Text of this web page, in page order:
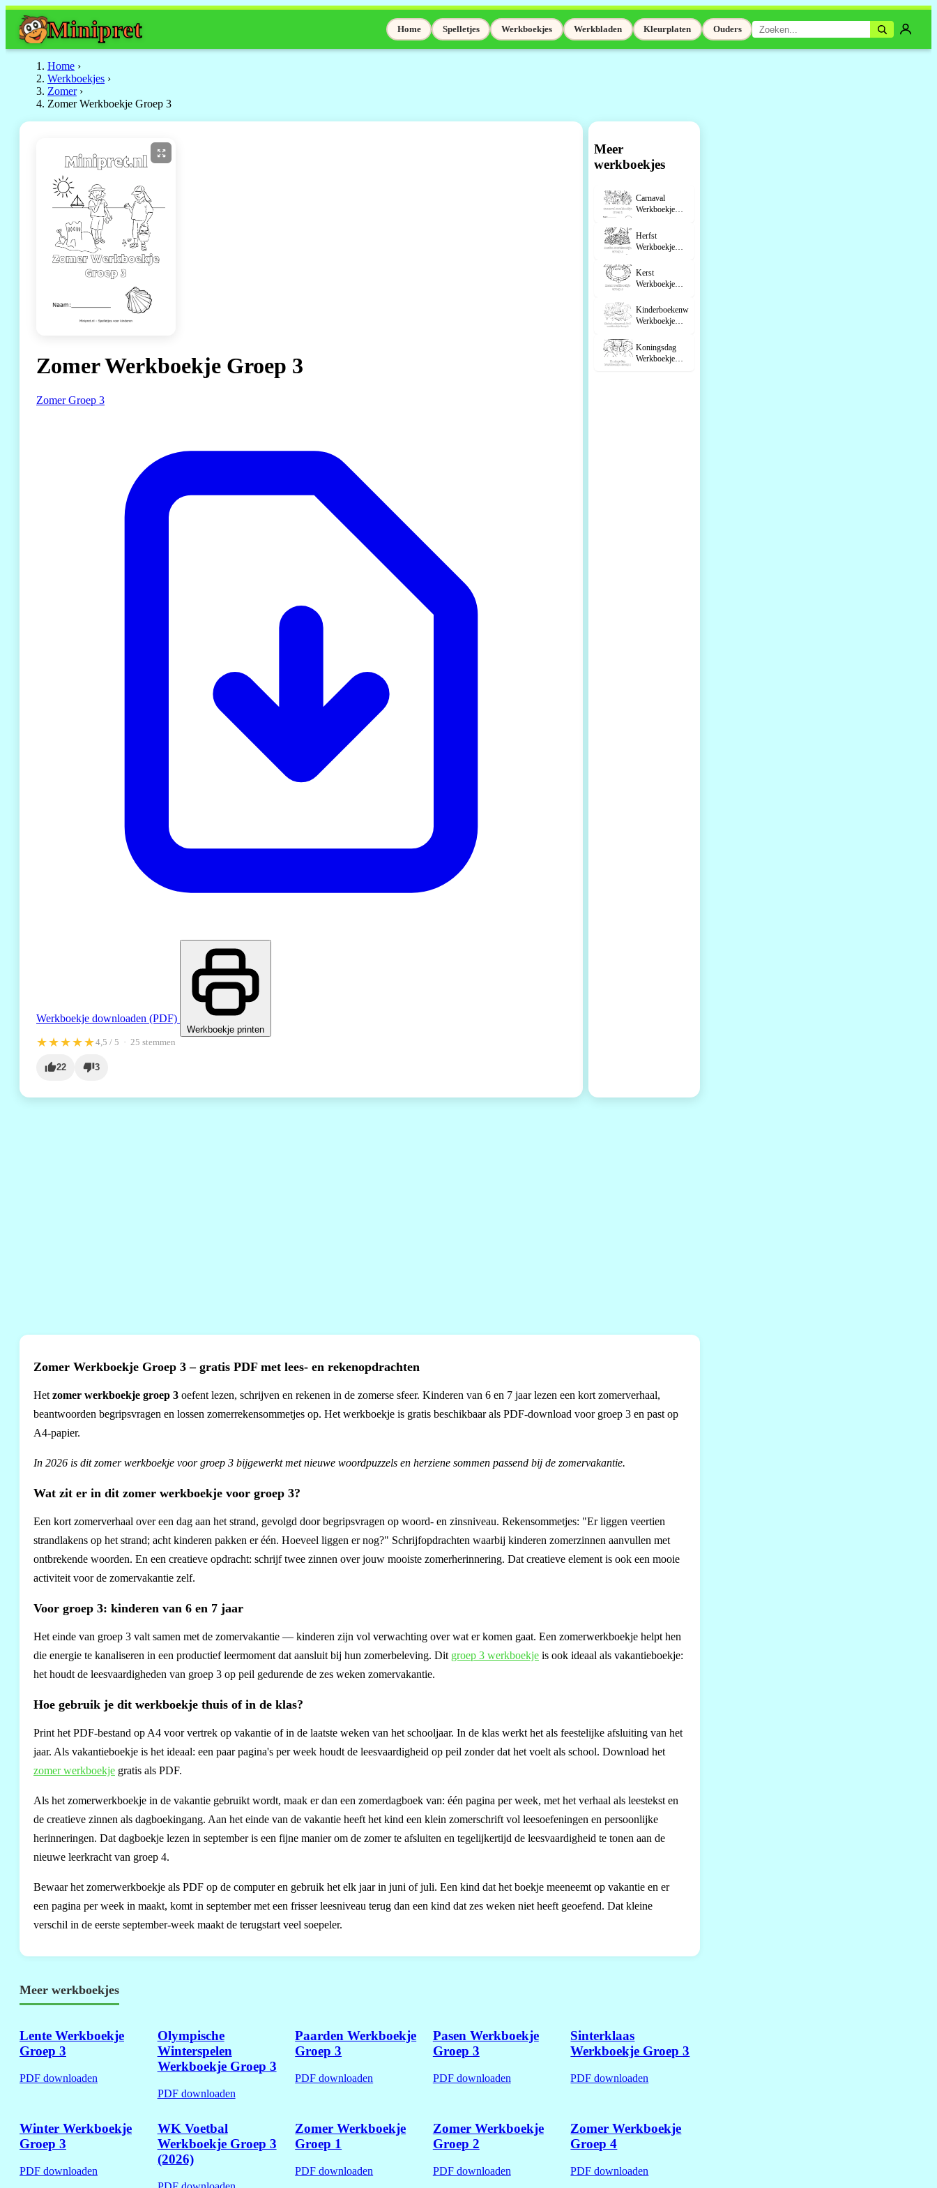
Minipret Home Spelletjes Werkboekjes Werkbladen Kleurplaten Ouders
Home ›
Werkboekjes ›
Zomer ›
Zomer Werkboekje Groep 3
Zomer Werkboekje Groep 3
ZomerGroep 3
Werkboekje downloaden (PDF)
Werkboekje printen
★★★★★4,5 / 5 · 25 stemmen
22 3
Meer
werkboekjes
Carnaval
Werkboekje
Herfst
Werkboekje
Kerst
Werkboekje
Kinderboekenweek
Werkboekje
Koningsdag
Werkboekje
Zomer Werkboekje Groep 3 – gratis PDF met lees- en rekenopdrachten
Het zomer werkboekje groep 3 oefent lezen, schrijven en rekenen in de zomerse sfeer. Kinderen van 6 en 7 jaar lezen een kort zomerverhaal,
beantwoorden begripsvragen en lossen zomerrekensommetjes op. Het werkboekje is gratis beschikbaar als PDF-download voor groep 3 en past op
A4-papier.
In 2026 is dit zomer werkboekje voor groep 3 bijgewerkt met nieuwe woordpuzzels en herziene sommen passend bij de zomervakantie.
Wat zit er in dit zomer werkboekje voor groep 3?
Een kort zomerverhaal over een dag aan het strand, gevolgd door begripsvragen op woord- en zinsniveau. Rekensommetjes: "Er liggen veertien
strandlakens op het strand; acht kinderen pakken er één. Hoeveel liggen er nog?" Schrijfopdrachten waarbij kinderen zomerzinnen aanvullen met
ontbrekende woorden. En een creatieve opdracht: schrijf twee zinnen over jouw mooiste zomerherinnering. Dat creatieve element is ook een mooie
activiteit voor de zomervakantie zelf.
Voor groep 3: kinderen van 6 en 7 jaar
Het einde van groep 3 valt samen met de zomervakantie — kinderen zijn vol verwachting over wat er komen gaat. Een zomerwerkboekje helpt hen
die energie te kanaliseren in een productief leermoment dat aansluit bij hun zomerbeleving. Dit groep 3 werkboekje is ook ideaal als vakantieboekje:
het houdt de leesvaardigheden van groep 3 op peil gedurende de zes weken zomervakantie.
Hoe gebruik je dit werkboekje thuis of in de klas?
Print het PDF-bestand op A4 voor vertrek op vakantie of in de laatste weken van het schooljaar. In de klas werkt het als feestelijke afsluiting van het
jaar. Als vakantieboekje is het ideaal: een paar pagina's per week houdt de leesvaardigheid op peil zonder dat het voelt als school. Download het
zomer werkboekje gratis als PDF.
Als het zomerwerkboekje in de vakantie gebruikt wordt, maak er dan een zomerdagboek van: één pagina per week, met het verhaal als leestekst en
de creatieve zinnen als dagboekingang. Aan het einde van de vakantie heeft het kind een klein zomerschrift vol leesoefeningen en persoonlijke
herinneringen. Dat dagboekje lezen in september is een fijne manier om de zomer te afsluiten en tegelijkertijd de leesvaardigheid te tonen aan de
nieuwe leerkracht van groep 4.
Bewaar het zomerwerkboekje als PDF op de computer en gebruik het elk jaar in juni of juli. Een kind dat het boekje meeneemt op vakantie en er
een pagina per week in maakt, komt in september met een frisser leesniveau terug dan een kind dat zes weken niet heeft geoefend. Dat kleine
verschil in de eerste september-week maakt de terugstart veel soepeler.
Meer werkboekjes
Lente Werkboekje
Groep 3
PDF downloaden
Olympische
Winterspelen
Werkboekje Groep 3
PDF downloaden
Paarden Werkboekje
Groep 3
PDF downloaden
Pasen Werkboekje
Groep 3
PDF downloaden
Sinterklaas
Werkboekje Groep 3
PDF downloaden
Winter Werkboekje
Groep 3
PDF downloaden
WK Voetbal
Werkboekje Groep 3
(2026)
Zomer Werkboekje
Groep 1
PDF downloaden
Zomer Werkboekje
Groep 2
PDF downloaden
Zomer Werkboekje
Groep 4
PDF downloaden